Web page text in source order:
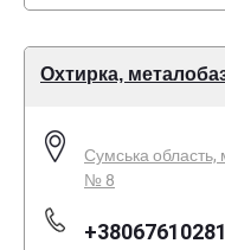
Охтирка,
Сумська область,
№ 8